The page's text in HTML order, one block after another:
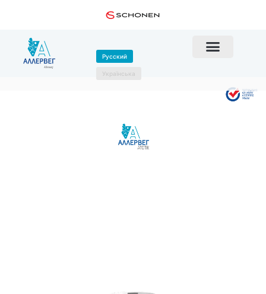
Русский
Українська